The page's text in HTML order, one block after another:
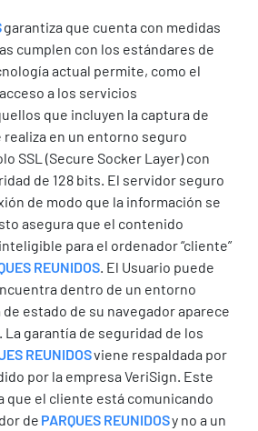
garantiza que cuenta con medidas
cumplen con los estándares de
actual permite, como el
a los servicios
que incluyen la captura de
en un entorno seguro
SSL (Secure Socker Layer) con
de 128 bits. El servidor seguro
de modo que la información se
asegura que el contenido
para el ordenador “cliente”
REUNIDOS. El Usuario puede
dentro de un entorno
estado de su navegador aparece
La garantía de seguridad de los
REUNIDOSviene respaldada por
por la empresa VeriSign. Este
que el cliente está comunicando
de PARQUES REUNIDOSy no a un